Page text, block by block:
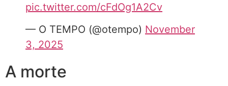
pic.twitter.com/cFdOg1A2Cv
— O TEMPO (@otempo) November
3, 2025
A morte